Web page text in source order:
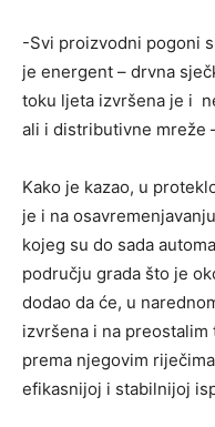
-Svi proizvodni pogoni
je energent – drvna
toku ljeta izvršena je i
ali i distributivne mreže
Kako je kazao, u
je i na
kojeg su do sada
području grada što je
dodao da će, u
izvršena i na
prema njegovim
efikasnijoj i stabilnijoj